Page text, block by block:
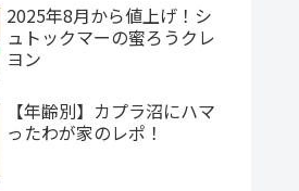
2025年8月から値上げ！シ
ュトックマーの蜜ろうクレ
ヨン
【年齢別】カプラ沼にハマ
ったわが家のレポ！